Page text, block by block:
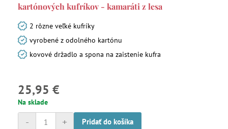
kartónových kufríkov - kamaráti z lesa
2 rôzne veľké kufríky
vyrobené z odolného kartónu
kovové držadlo a spona na zaistenie kufra
25,95 €
Na sklade
+
- Pridať do košíka